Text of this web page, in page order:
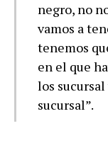
negro, no
vamos a
tenemos
en el que
los
sucursal”.